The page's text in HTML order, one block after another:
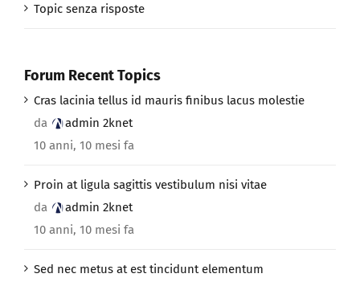
Topic senza risposte
Forum Recent Topics
Cras lacinia tellus id mauris finibus lacus molestie
da
admin 2knet
10 anni, 10 mesi fa
Proin at ligula sagittis vestibulum nisi vitae
da
admin 2knet
10 anni, 10 mesi fa
Sed nec metus at est tincidunt elementum